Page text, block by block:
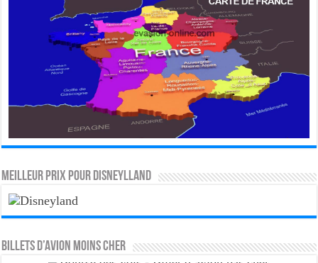
MEILLEUR PRIX POUR DISNEYLLAND
Billets d’avion moins cher